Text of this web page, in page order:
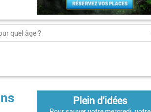
Plein d'idées